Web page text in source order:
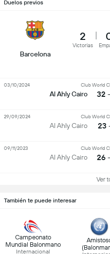
Duelos previos
Barcelona
2
Victorias
Al Ahly Cairo
Club World
32
03/10/2024
Al Ahly Cairo
Club World
23
29/09/2024
Al Ahly Cairo
Club World
26
09/11/2023
Ver
También te puede interesar
Campeonato
Mundial Balonmano
Internacional